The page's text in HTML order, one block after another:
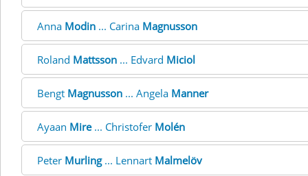
Anna Modin ... Carina Magnusson
Roland Mattsson ... Edvard Miciol
Bengt Magnusson ... Angela Manner
Ayaan Mire... Christofer Molén
Peter Murling... Lennart Malmelöv